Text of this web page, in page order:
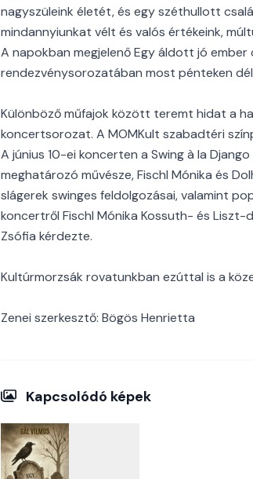
nagyszüleink életét, és egy széthullott
mindannyiunkat vélt és valós értékeink,
A napokban megjelenő Egy áldott jó
rendezvénysorozatában most pénteken
Különböző műfajok között teremt hidat a
koncertsorozat. A MOMKult szabadtéri
A június 10-ei koncerten a Swing à la
meghatározó művésze, Fischl Mónika és
slágerek swinges feldolgozásai, valamint
koncertről Fischl Mónika Kossuth- és
Zsófia kérdezte.
Kultúrmorzsák rovatunkban ezúttal is a
Zenei szerkesztő: Bögös Henrietta
Kapcsolódó képek